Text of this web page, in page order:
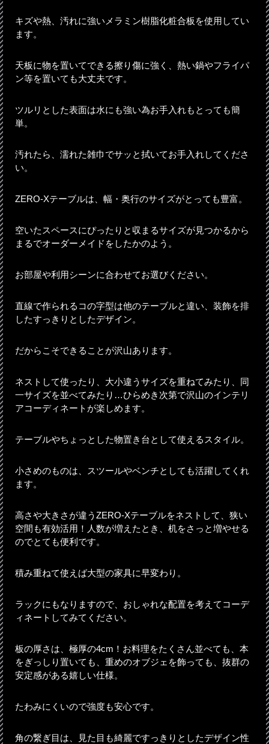
キズや熱、汚れに強いメラミン樹脂化粧合板を使用してい
ます。
天板に物を置いてできる擦り傷に強く、熱い鍋やフライパ
ン等を置いても大丈夫です。
ツルリとした表面は水にも強い為お手入れもとっても簡
単。
汚れたら、濡れた雑巾でサッと拭いてお手入れしてくださ
い。
ZERO-Xテーブルは、幅・奥行のサイズがとっても豊富。
空いたスペースにぴったりと収まるサイズが見つかるから
まるでオーダーメイドをしたかのよう。
お部屋や利用シーンに合わせてお選びください。
直線で作られるコの字型は他のテーブルと違い、装飾を排
したすっきりとしたデザイン。
だからこそできることが沢山あります。
ネストして使ったり、大小違うサイズを重ねてみたり、同
一サイズを並べてみたり…ひらめき次第で沢山のインテリ
アコーディネートが楽しめます。
テーブルやちょっとした物置き台として使えるスタイル。
小さめのものは、スツールやベンチとしても活躍してくれ
ます。
高さや大きさが違うZERO-Xテーブルをネストして、狭い
空間も有効活用！人数が増えたとき、机をさっと増やせる
のでとても便利です。
積み重ねて使えば大型の家具に早変わり。
ラックにもなりますので、おしゃれな配置を考えてコーデ
ィネートしてみてください。
板の厚さは、極厚の4cm！お料理をたくさん並べても、本
をぎっしり置いても、重めのオブジェを飾っても、抜群の
安定感がある嬉しい仕様。
たわみにくいので強度も安心です。
角の繋ぎ目は、見た目も綺麗ですっきりとしたデザイン性